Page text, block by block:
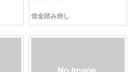
借金踏み倒し